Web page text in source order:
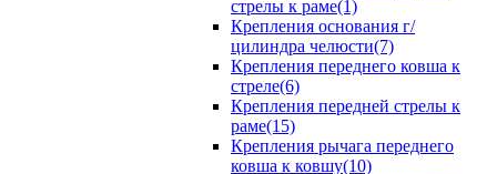
стрелы к раме(1)
Крепления основания г/
цилиндра челюсти(7)
Крепления переднего ковша к
стреле(6)
Крепления передней стрелы к
раме(15)
Крепления рычага переднего
ковша к ковшу(10)